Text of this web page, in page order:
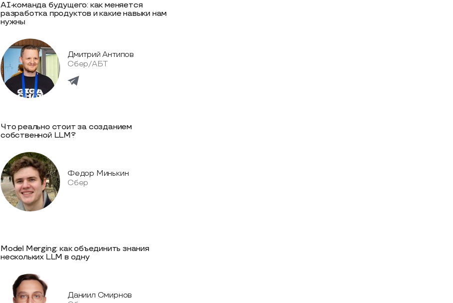
AI-команда будущего: как меняется
разработка продуктов и какие навыки нам
нужны
Дмитрий Антипов
Сбер/АБТ
Что реально стоит за созданием
собственной LLM?
Федор Минькин
Сбер
Model Merging: как объединить знания
нескольких LLM в одну
Даниил Смирнов